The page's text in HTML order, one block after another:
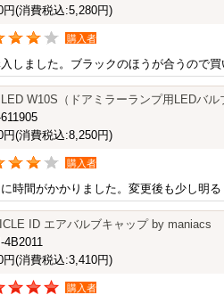
円(消費税込:5,280円)
購入者
しました。ブラックのほうが合うので買
W10S（ドアミラーランプ用LEDバル
円(消費税込:8,250円)
購入者
時間がかかりました。変更後も少し明る
ID エアバルブキャップ by maniacs
4B2011
円(消費税込:3,410円)
購入者